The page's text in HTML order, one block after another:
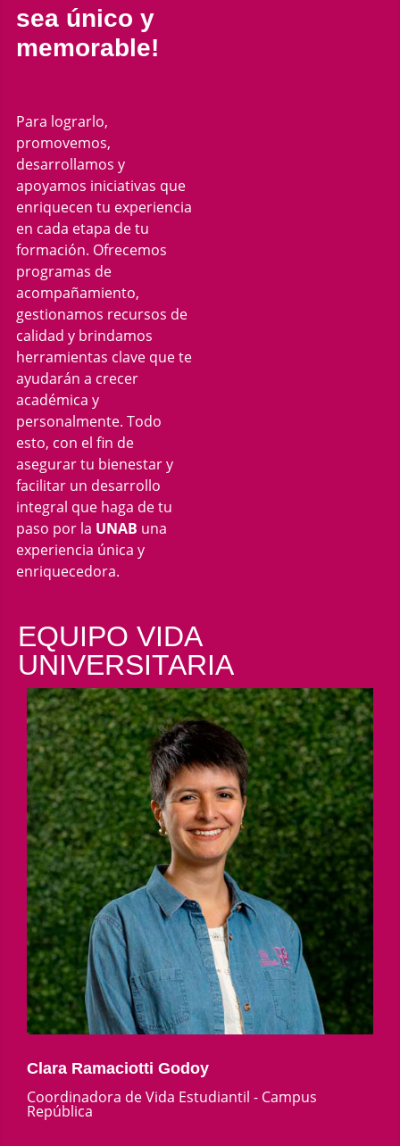
sea único y
memorable!
Para lograrlo,
promovemos,
desarrollamos y
apoyamos iniciativas que
enriquecen tu experiencia
en cada etapa de tu
formación. Ofrecemos
programas de
acompañamiento,
gestionamos recursos de
calidad y brindamos
herramientas clave que te
ayudarán a crecer
académica y
personalmente. Todo
esto, con el fin de
asegurar tu bienestar y
facilitar un desarrollo
integral que haga de tu
paso por la UNAB una
experiencia única y
enriquecedora.
EQUIPO VIDA
UNIVERSITARIA
Clara Ramaciotti Godoy
Coordinadora de Vida Estudiantil - Campus
República